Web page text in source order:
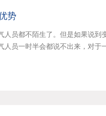
势
人员都不陌生了。但是如果说到
员一时半会都说不出来，对于